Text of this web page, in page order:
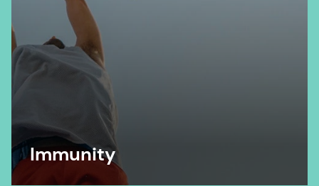
Immunity